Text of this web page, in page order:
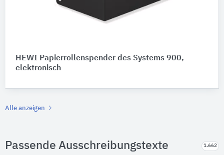
HEWI Papierrollenspender des Systems 900,
elektronisch
Alle anzeigen
Passende Ausschreibungstexte 1.662